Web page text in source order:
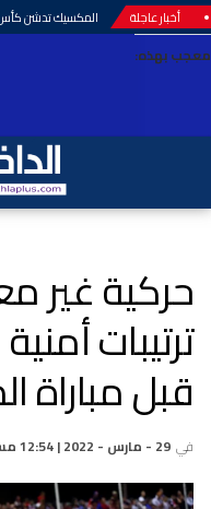
أخبار عاجلة المكسيك تدشن كأس العالم 2026 بانتصار
معجب بهذه:
حركية غير
ترتيبات
قبل مباراة
في 29 - مارس - 2022 | 12:54 مساءً